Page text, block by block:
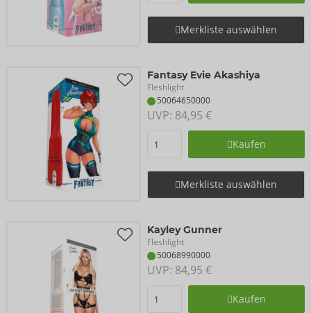
Merkliste auswählen
Fantasy Evie Akashiya
Fleshlight
50064650000
UVP: 84,95 €
Kaufen
Merkliste auswählen
Kayley Gunner
Fleshlight
50068990000
UVP: 84,95 €
Kaufen